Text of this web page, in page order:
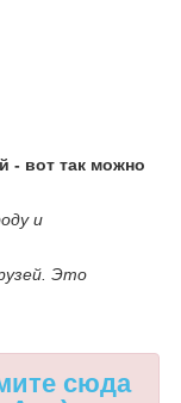
- вот так можно
и
Это
сюда